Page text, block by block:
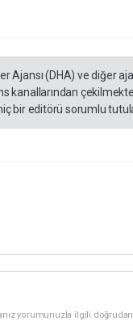
Ajansı (DHA) ve diğer
kanallarından
bir editörü sorumlu
yorumunuzla ilgili